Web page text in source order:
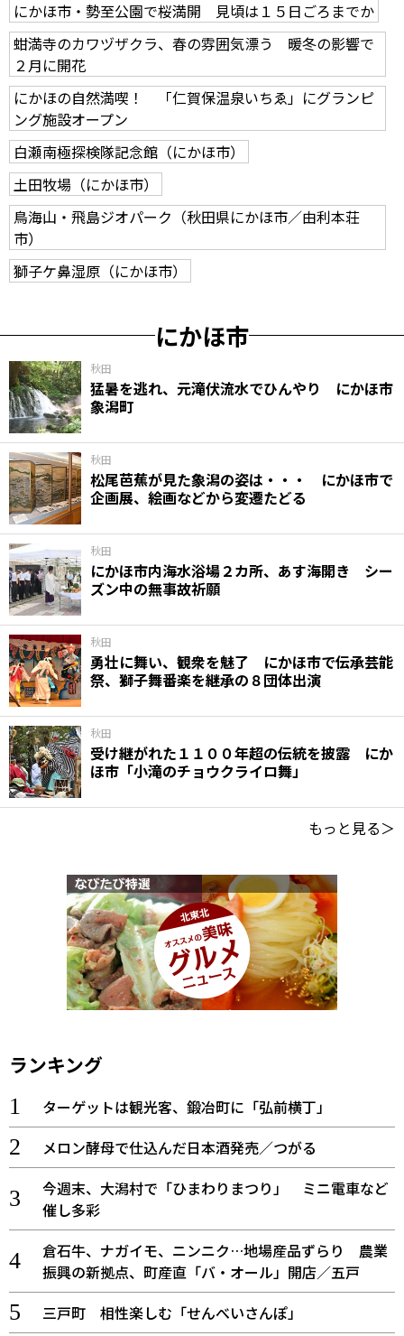
にかほ市・勢至公園で桜満開 見頃は１５日ごろまでか
蚶満寺のカワヅザクラ、春の雰囲気漂う 暖冬の影響で
２月に開花
にかほの自然満喫！ 「仁賀保温泉いちゑ」にグランピ
ング施設オープン
白瀬南極探検隊記念館（にかほ市）
土田牧場（にかほ市）
鳥海山・飛島ジオパーク（秋田県にかほ市／由利本荘
市）
獅子ケ鼻湿原（にかほ市）
にかほ市
秋田
猛暑を逃れ、元滝伏流水でひんやり にかほ市
象潟町
秋田
松尾芭蕉が見た象潟の姿は・・・ にかほ市で
企画展、絵画などから変遷たどる
秋田
にかほ市内海水浴場２カ所、あす海開き シー
ズン中の無事故祈願
秋田
勇壮に舞い、観衆を魅了 にかほ市で伝承芸能
祭、獅子舞番楽を継承の８団体出演
秋田
受け継がれた１１００年超の伝統を披露 にか
ほ市「小滝のチョウクライロ舞」
もっと見る＞
ランキング
ターゲットは観光客、鍛冶町に「弘前横丁」
メロン酵母で仕込んだ日本酒発売／つがる
今週末、大潟村で「ひまわりまつり」 ミニ電車など
催し多彩
倉石牛、ナガイモ、ニンニク…地場産品ずらり 農業
振興の新拠点、町産直「バ・オール」開店／五戸
三戸町 相性楽しむ「せんべいさんぽ」